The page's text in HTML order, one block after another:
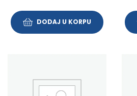
DODAJ U KORPU